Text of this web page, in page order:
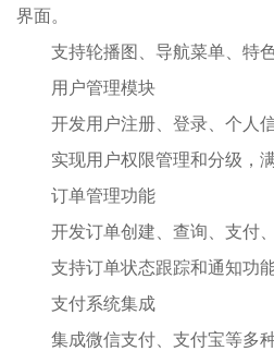
界面。
支持轮播图、导航菜单、特
用户管理模块
开发用户注册、登录、个人
实现用户权限管理和分级，
订单管理功能
开发订单创建、查询、支付
支持订单状态跟踪和通知功
支付系统集成
集成微信支付、支付宝等多